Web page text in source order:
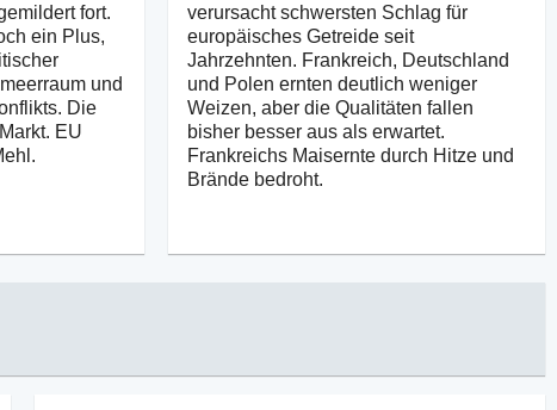
fort.
ein Plus,
und
Die
EU
verursacht schwersten Schlag für
europäisches Getreide seit
Jahrzehnten. Frankreich, Deutschland
und Polen ernten deutlich weniger
Weizen, aber die Qualitäten fallen
bisher besser aus als erwartet.
Frankreichs Maisernte durch Hitze und
Brände bedroht.